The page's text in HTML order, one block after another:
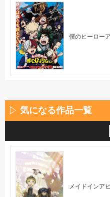
僕のヒーロー
気になる作品一覧
メイドインア